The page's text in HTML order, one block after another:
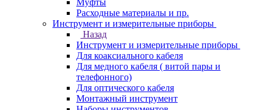
Муфты
Расходные материалы и пр.
Инструмент и измерительные приборы
Назад
Инструмент и измерительные приборы
Для коаксиального кабеля
Для медного кабеля ( витой пары и
телефонного)
Для оптического кабеля
Монтажный инструмент